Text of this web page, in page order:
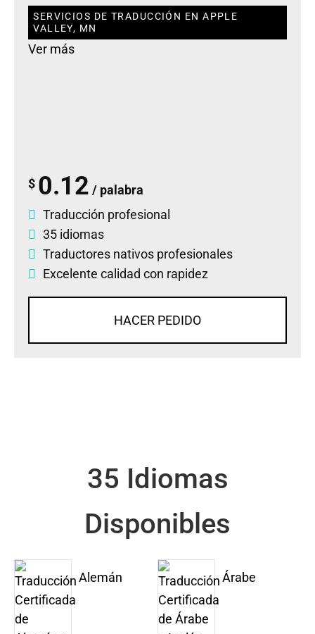
SERVICIOS DE TRADUCCIÓN EN APPLE
VALLEY, MN
Ver más
$ 0.12 / palabra
Traducción profesional
35 idiomas
Traductores nativos profesionales
Excelente calidad con rapidez
HACER PEDIDO
35 Idiomas
Disponibles
Alemán Árabe